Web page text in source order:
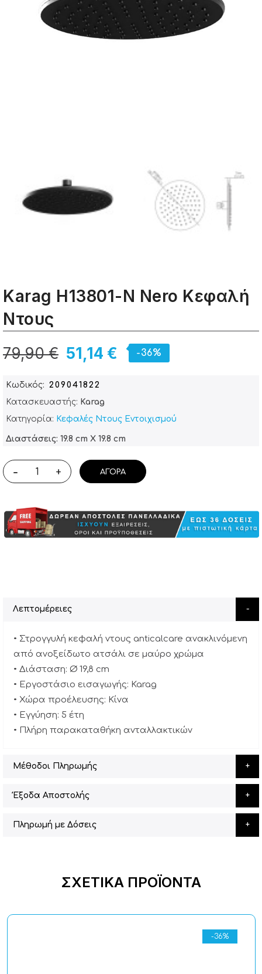
Karag H13801-N Nero Κεφαλή
Ντους
51,14 €
79,90 € -36%
Κωδικός
209041822
Κατασκευαστής: Karag
Κατηγορία: Κεφαλές Ντους Εντοιχισμού
Διαστάσεις: 19.8 cm X 19.8 cm
- + ΑΓΟΡΆ
Λεπτομέρειες
• Στρογγυλή κεφαλή ντους anticalcare ανακλινόμενη
από ανοξείδωτο ατσάλι σε μαύρο χρώμα
• Διάσταση: Ø 19,8 cm
• Εργοστάσιο εισαγωγής: Karag
• Χώρα προέλευσης: Κίνα
• Εγγύηση: 5 έτη
• Πλήρη παρακαταθήκη ανταλλακτικών
Μέθοδοι Πληρωμής
Έξοδα Αποστολής
Πληρωμή με Δόσεις
ΣΧΕΤΙΚΆ ΠΡΟΪΌΝΤΑ
-36%